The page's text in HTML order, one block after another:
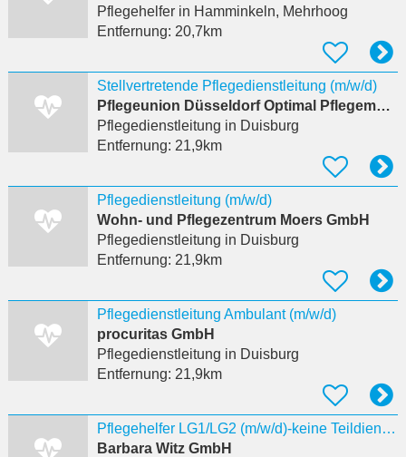
Pflegehelferin Hamminkeln, Mehrhoog
Entfernung: 20,7km
Stellvertretende Pflegedienstleitung (m/w/d)
Pflegeunion Düsseldorf Optimal Pflegemobil GmbH
Pflegedienstleitung in Duisburg
Entfernung: 21,9km
Pflegedienstleitung (m/w/d)
Wohn- und Pflegezentrum Moers GmbH
Pflegedienstleitung in Duisburg
Entfernung: 21,9km
Pflegedienstleitung Ambulant (m/w/d)
procuritas GmbH
Pflegedienstleitung in Duisburg
Entfernung: 21,9km
Pflegehelfer LG1/LG2 (m/w/d)-keine Teildienste, feste Touren
Barbara Witz GmbH